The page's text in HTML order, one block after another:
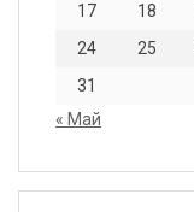
17
18
24
25
31
« Май